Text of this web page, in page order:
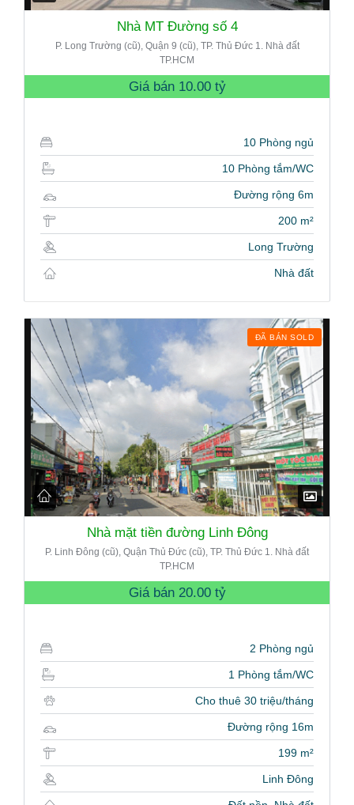
Nhà MT Đường số 4
P. Long Trường (cũ), Quận 9 (cũ), TP. Thủ Đức 1. Nhà đất
TP.HCM
Giá bán 10.00 tỷ
10 Phòng ngủ
10 Phòng tắm/WC
Đường rộng 6m
200 m²
Long Trường
Nhà đất
ĐÃ BÁN SOLD
Nhà mặt tiền đường Linh Đông
P. Linh Đông (cũ), Quận Thủ Đức (cũ), TP. Thủ Đức 1. Nhà đất
TP.HCM
Giá bán 20.00 tỷ
2 Phòng ngủ
1 Phòng tắm/WC
Cho thuê 30 triệu/tháng
Đường rộng 16m
199 m²
Linh Đông